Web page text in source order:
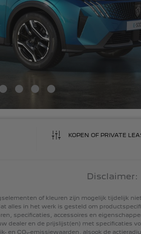
KOPEN OF PRIVATE
Disclaimer:
of kleuren zijn mogelijk tijdelijk niet
alles in het werk is gesteld om
specificaties, accessoires en
dealer en de prijslijst(en) met specificaties
en CO₂-emissiewaarden, alsook de